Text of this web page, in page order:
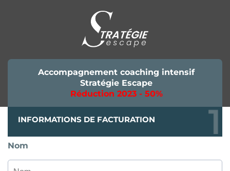
Accompagnement coaching intensif
Stratégie Escape
Réduction 2023 - 50%
INFORMATIONS DE FACTURATION
Nom